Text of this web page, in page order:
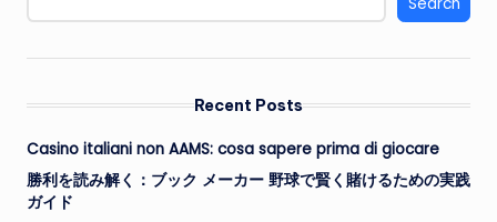
Recent Posts
Casino italiani non AAMS: cosa sapere prima di giocare
勝利を読み解く：ブック メーカー 野球で賢く賭けるための実践
ガイド